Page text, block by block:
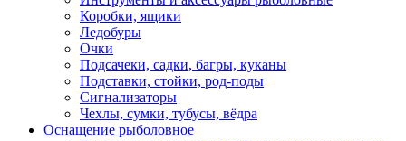
Коробки, ящики
Ледобуры
Очки
Подсачеки, садки, багры, куканы
Подставки, стойки, род-поды
Сигнализаторы
Чехлы, сумки, тубусы, вёдра
Оснащение рыболовное